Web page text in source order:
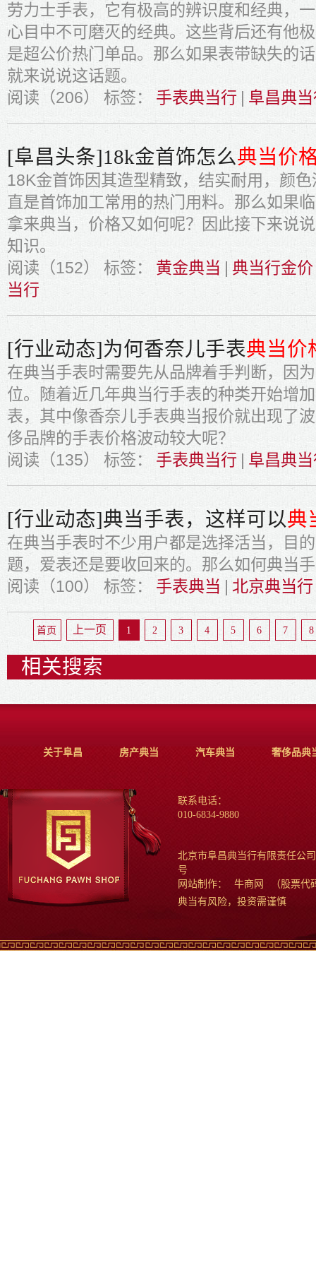
劳力士手表，它有极高的辨识度和经典，
心目中不可磨灭的经典。这些背后还有他
是超公价热门单品。那么如果表带缺失的
就来说说这话题。
阅读（206） 标签： 手表典当行 | 阜昌典
[阜昌头条]18k金首饰怎么典当价
18K金首饰因其造型精致，结实耐用，颜
直是首饰加工常用的热门用料。那么如果
拿来典当，价格又如何呢？因此接下来说
知识。
阅读（152） 标签： 黄金典当 | 典当行金价
当行
[行业动态]为何香奈儿手表典当价
在典当手表时需要先从品牌着手判断，因
位。随着近几年典当行手表的种类开始增
表，其中像香奈儿手表典当报价就出现了
侈品牌的手表价格波动较大呢？
阅读（135） 标签： 手表典当行 | 阜昌典
[行业动态]典当手表，这样可以典
在典当手表时不少用户都是选择活当，目
题，爱表还是要收回来的。那么如何典当
阅读（100） 标签： 手表典当 | 北京典当行
首页 上一页 1 2 3 4 5 6 7 8
相关搜索
关于阜昌 房产典当 汽车典当 奢侈品典
联系电话：
010-6834-9880
北京市阜昌典当行有限责任公司
号
网站制作：
牛商网
（股票代
典当有风险，投资需谨慎